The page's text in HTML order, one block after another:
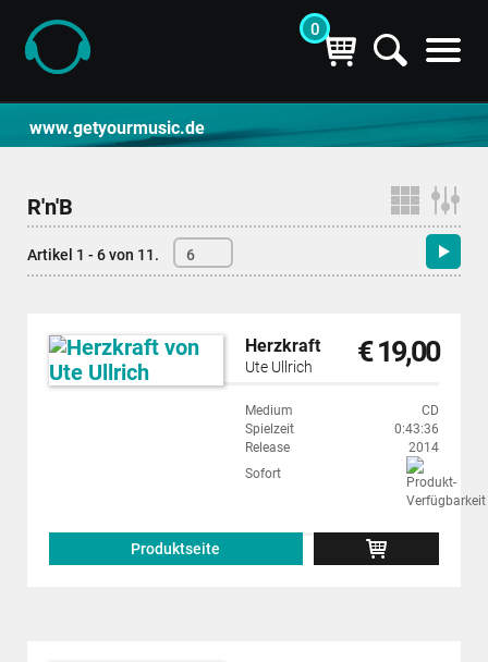
0
www.getyourmusic.de
R'n'B
Artikel 1 - 6 von 11. 6
Herzkraft
Ute Ullrich € 19,00
Medium
CD
Spielzeit
0:43:36
Release
2014
Sofort
Produktseite